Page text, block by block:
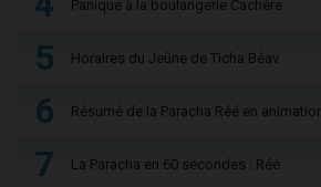
Panique à la boulangerie Cachère
5 Horaires du Jeûne de Ticha Béav
6 Résumé de la Paracha Réé en
7 La Paracha en 60 secondes : Réé